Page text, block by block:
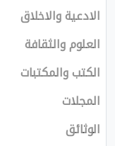
الادعية والاخلاق
العلوم والثقافة
الكتب والمكتبات
المجلات
الوثائق